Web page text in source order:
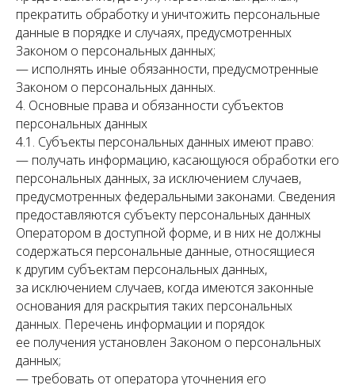
прекратить обработку и уничтожить персональные
данные в порядке и случаях, предусмотренных
Законом о персональных данных;
— исполнять иные обязанности, предусмотренные
Законом о персональных данных.
4. Основные права и обязанности субъектов
персональных данных
4.1. Субъекты персональных данных имеют право:
— получать информацию, касающуюся обработки его
персональных данных, за исключением случаев,
предусмотренных федеральными законами. Сведения
предоставляются субъекту персональных данных
Оператором в доступной форме, и в них не должны
содержаться персональные данные, относящиеся
к другим субъектам персональных данных,
за исключением случаев, когда имеются законные
основания для раскрытия таких персональных
данных. Перечень информации и порядок
ее получения установлен Законом о персональных
данных;
— требовать от оператора уточнения его